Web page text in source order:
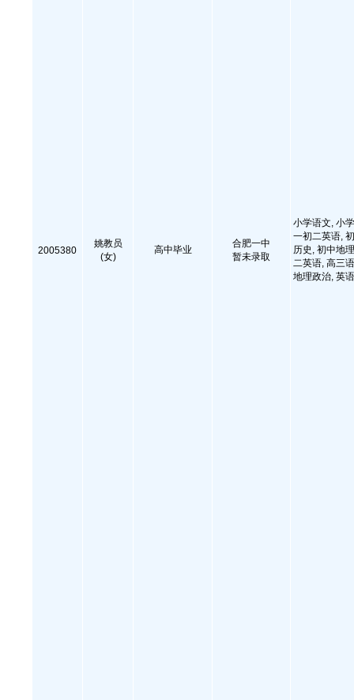
2005380
姚教员
(女)
高中毕业
合肥一中
暂未录取
小学语文, 小
一初二英语,
历史, 初中地
二英语, 高三
地理政治, 英